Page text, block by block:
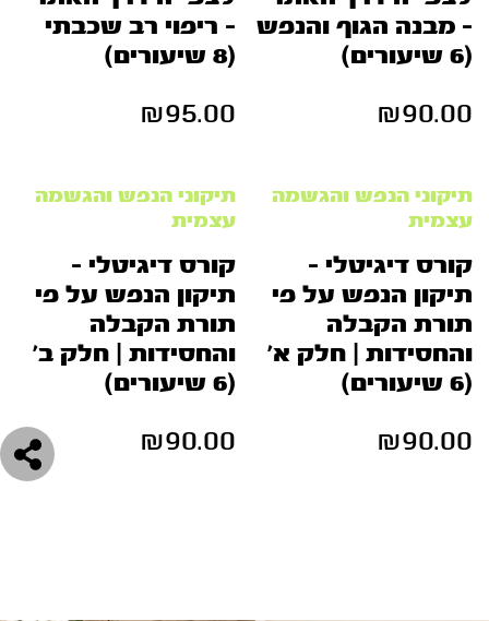
– מבנה הגוף והנפש
(6 שיעורים)
₪90.00
– ריפוי רב שכבתי
(8 שיעורים)
₪95.00
תיקוני הנפש והגשמה
עצמית
קורס דיגיטלי –
תיקון הנפש על פי
תורת הקבלה
והחסידות | חלק א’
(6 שיעורים)
₪90.00
תיקוני הנפש והגשמה
עצמית
קורס דיגיטלי –
תיקון הנפש על פי
תורת הקבלה
והחסידות | חלק ב’
(6 שיעורים)
₪90.00